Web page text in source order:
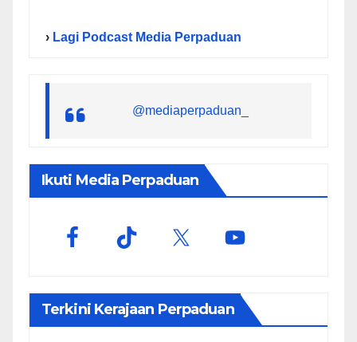
› Lagi Podcast Media Perpaduan
@mediaperpaduan_
Ikuti Media Perpaduan
Terkini Kerajaan Perpaduan